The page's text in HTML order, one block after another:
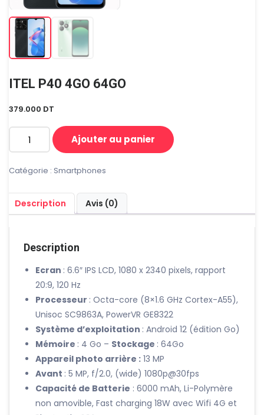
ITEL P40 4GO 64GO
379.000 DT
quantité
ITEL
4GO
64GO
Ajouter au panier
Catégorie : Smartphones
Description Avis (0)
Description
Ecran : 6.6″ IPS LCD, 1080 x 2340 pixels, rapport
20:9, 120 Hz
Processeur : Octa-core (8×1.6 GHz Cortex-A55),
Unisoc SC9863A, PowerVR GE8322
Système d’exploitation : Android 12 (édition Go)
Mémoire : 4 Go – Stockage : 64Go
Appareil photo arrière : 13 MP
Avant : 5 MP, f/2.0, (wide) 1080p@30fps
Capacité de Batterie : 6000 mAh, Li-Polymère
non amovible, Fast charging 18W avec Wifi 4G et